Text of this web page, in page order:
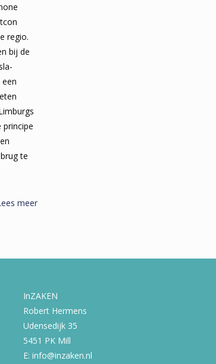
regio.
bij de
te
meer
InZAKEN
Robert Hermens
Udensedijk 35
5451 PK Mill
E: info@inzaken.nl